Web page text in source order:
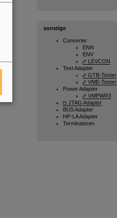
sonstige
Converter
ENN
ENV
LEVCON
Test Adapter
GTB-Tester
VME-Tester
Power Adapter
VMPWR3
JTAG Adapter
BUS Adapter
HP-LA Adapter
Terminatoren